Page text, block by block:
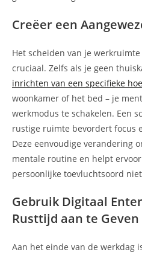
Creëer een
Het scheiden van je
cruciaal. Zelfs als je geen
inrichten van een specifieke
woonkamer of het bed – je
werkmodus te schakelen. Een
rustige ruimte bevordert focus
Deze eenvoudige verandering
mentale routine en helpt
persoonlijke toevluchtsoord
Gebruik Digitaal
Rusttijd aan te Geven
Aan het einde van de werkdag